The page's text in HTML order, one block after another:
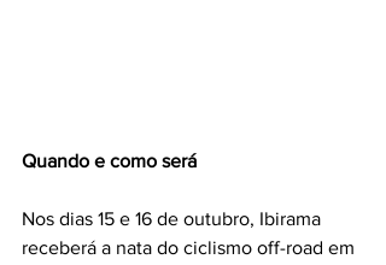
Quando e como será
Nos dias 15 e 16 de outubro, Ibirama
receberá a nata do ciclismo off-road em